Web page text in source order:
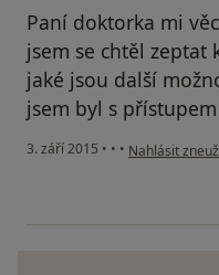
Paní doktorka mi
jsem se chtěl zeptat
jaké jsou další
jsem byl s
3. září 2015 • • • podle názoru
Nahlásit